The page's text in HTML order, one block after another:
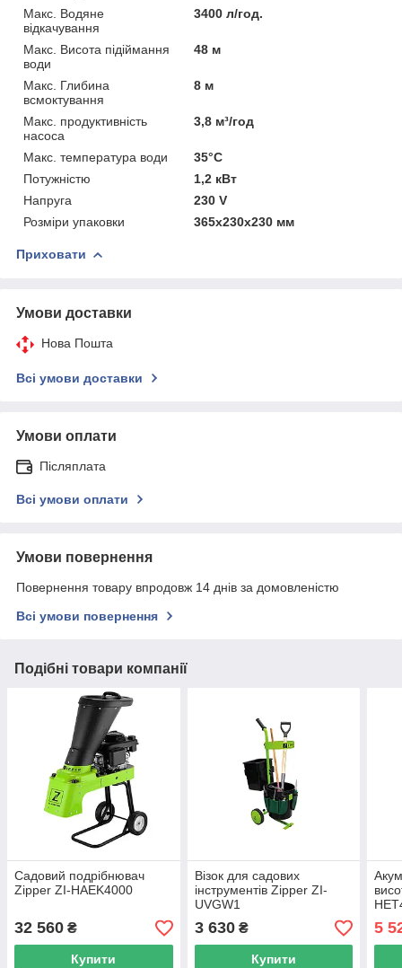
Макс. Водяне
відкачування
3400 л/год.
Макс. Висота підіймання
води
48 м
Макс. Глибина
всмоктування
8 м
Макс. продуктивність
насоса
3,8 м³/год
Макс. температура води
35°C
Потужністю
1,2 кВт
Напруга
230 V
Розміри упаковки
365x230x230 мм
Приховати
Умови доставки
Нова Пошта
Всі умови доставки
Умови оплати
Післяплата
Всі умови оплати
Умови повернення
Повернення товару впродовж 14 днів за домовленістю
Всі умови повернення
Подібні товари компанії
Садовий подрібнювач
Zipper ZI-HAEK4000
32 560 ₴
Купити
Візок для садових
інструментів Zipper ZI-
UVGW1
3 630₴
Купити
5